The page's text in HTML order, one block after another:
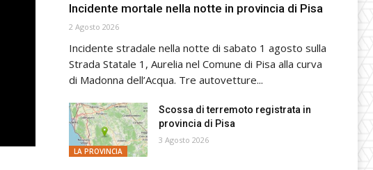
Incidente mortale nella notte in provincia di Pisa
2 Agosto 2026
Incidente stradale nella notte di sabato 1 agosto sulla
Strada Statale 1, Aurelia nel Comune di Pisa alla curva
di Madonna dell’Acqua. Tre autovetture...
LA PROVINCIA
Scossa di terremoto registrata in
provincia di Pisa
3 Agosto 2026